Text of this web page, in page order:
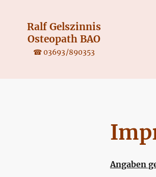
Ralf Gelszinnis
Osteopath BAO
☎ 03693/890353
Angaben